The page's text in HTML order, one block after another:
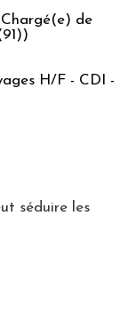
de
H/F - CDI -
séduire les